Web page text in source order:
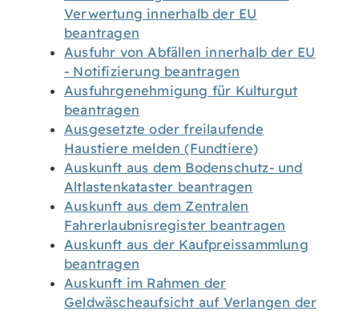
Verwertung innerhalb der EU
beantragen
Ausfuhr von Abfällen innerhalb der EU
- Notifizierung beantragen
Ausfuhrgenehmigung für Kulturgut
beantragen
Ausgesetzte oder freilaufende
Haustiere melden (Fundtiere)
Auskunft aus dem Bodenschutz- und
Altlastenkataster beantragen
Auskunft aus dem Zentralen
Fahrerlaubnisregister beantragen
Auskunft aus der Kaufpreissammlung
beantragen
Auskunft im Rahmen der
Geldwäscheaufsicht auf Verlangen der